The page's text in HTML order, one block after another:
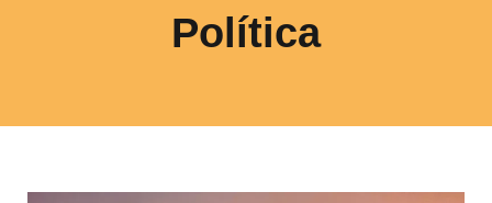
Política